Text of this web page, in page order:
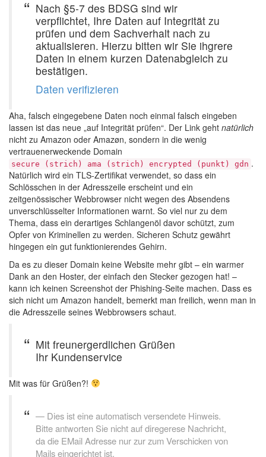
Nach §5-7 des BDSG sind wir
verpflichtet, Ihre Daten auf Integrität zu
prüfen und dem Sachverhalt nach zu
aktualisieren. Hierzu bitten wir Sie ihgrere
Daten in einem kurzen Datenabgleich zu
bestätigen.
Daten verifizieren
Aha, falsch eingegebene Daten noch einmal falsch eingeben
lassen ist das neue „auf Integrität prüfen“. Der Link geht natürlich
nicht zu Amazon oder Amazøn, sondern in die wenig
vertrauenerweckende Domain
secure (strich) ama (strich) encrypted (punkt) gdn .
Natürlich wird ein TLS-Zertifikat verwendet, so dass ein
Schlösschen in der Adresszeile erscheint und ein
zeitgenössischer Webbrowser nicht wegen des Absendens
unverschlüsselter Informationen warnt. So viel nur zu dem
Thema, dass ein derartiges Schlangenöl davor schützt, zum
Opfer von Kriminellen zu werden. Sicheren Schutz gewährt
hingegen ein gut funktionierendes Gehirn.
Da es zu dieser Domain keine Website mehr gibt – ein warmer
Dank an den Hoster, der einfach den Stecker gezogen hat! –
kann ich keinen Screenshot der Phishing-Seite machen. Dass es
sich nicht um Amazon handelt, bemerkt man freilich, wenn man in
die Adresszeile seines Webbrowsers schaut.
Mit freunergerdlichen Grüßen
Ihr Kundenservice
Mit was für Grüßen?!
Dies ist eine automatisch versendete Hinweis.
Bitte antworten Sie nicht auf diregerese Nachricht,
da die EMail Adresse nur zur zum Verschicken von
Mails eingerichtet ist.